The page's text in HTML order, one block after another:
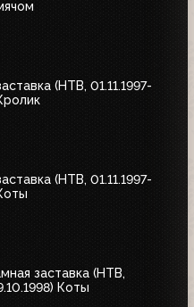
(НТВ, 01.11.1997-
(НТВ, 01.11.1997-
заставка (НТВ,
Коты